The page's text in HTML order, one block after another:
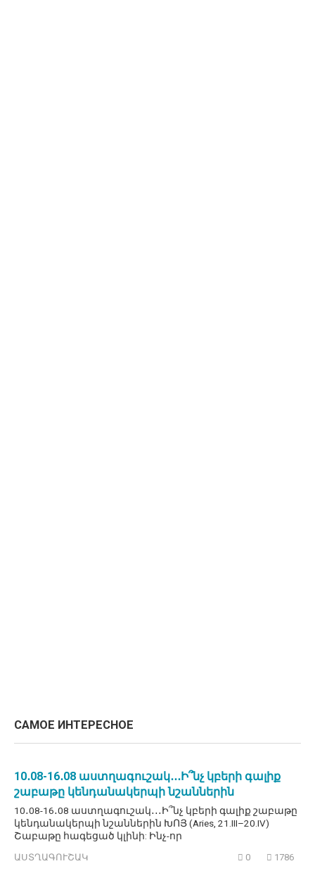
САМОЕ ИНТЕРЕСНОЕ
10․08-16․08 աստղագուշակ․․․Ի՞նչ կբերի գալիք
շաբաթը կենդանակերպի նշաններին
10․08-16․08 աստղագուշակ․․․Ի՞նչ կբերի գալիք շաբաթը
կենդանակերպի նշաններին ԽՈՅ (Aries, 21.III–20.IV)
Շաբաթը հագեցած կլինի: Ինչ-որ
ԱՍՏՂԱԳՈՒՇԱԿ 0 1786